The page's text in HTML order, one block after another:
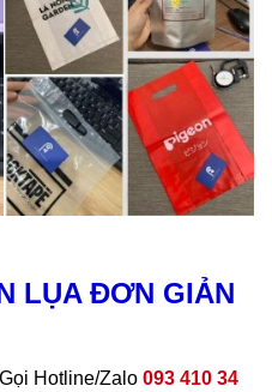
LỤA ĐƠN GIẢN
Gọi Hotline/Zalo 093 410 34